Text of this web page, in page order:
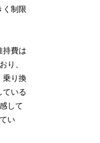
く制限
持費は
り、
乗り換
ている
して
い